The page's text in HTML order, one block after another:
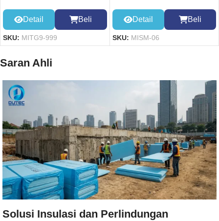
Detail Beli
SKU: MITG9-999
Detail Beli
SKU: MISM-06
Saran Ahli
Solusi Insulasi dan Perlindungan